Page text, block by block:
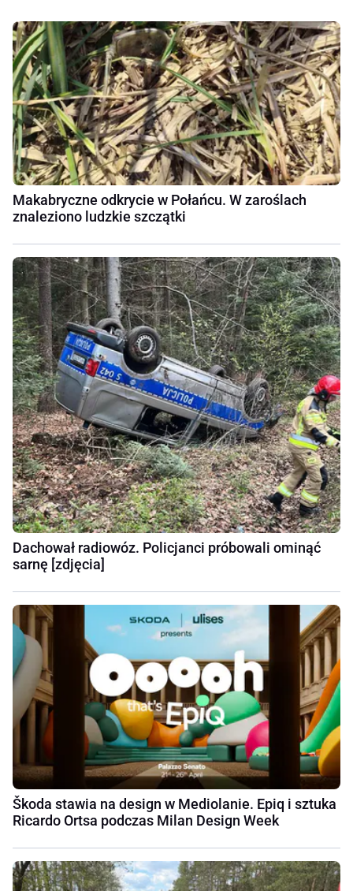
Makabryczne odkrycie w Połańcu. W zaroślach
znaleziono ludzkie szczątki
Dachował radiowóz. Policjanci próbowali ominąć
sarnę [zdjęcia]
Škoda stawia na design w Mediolanie. Epiq i sztuka
Ricardo Ortsa podczas Milan Design Week